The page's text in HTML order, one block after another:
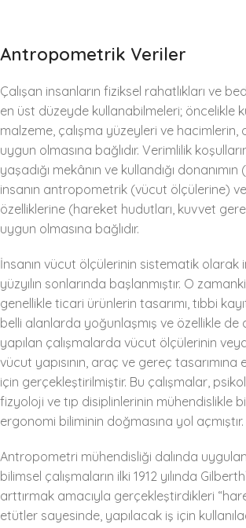
Antropometrik Veriler
Çalışan insanların fiziksel rahatlıkları ve
en üst düzeyde kullanabilmeleri; öncelikle
malzeme, çalışma yüzeyleri ve hacimlerin,
uygun olmasına bağlıdır. Verimlilik
yaşadığı mekânın ve kullandığı
insanın antropometrik (vücut ölçülerine)
özelliklerine (hareket hudutları, kuvvet
uygun olmasına bağlıdır.
İnsanın vücut ölçülerinin sistematik olarak
yüzyılın sonlarında başlanmıştır. O
genellikle ticari ürünlerin tasarımı, tıbbi
belli alanlarda yoğunlaşmış ve özellikle
yapılan çalışmalarda vücut ölçülerinin
vücut yapısının, araç ve gereç tasarımına
için gerçekleştirilmiştir. Bu çalışmalar,
fizyoloji ve tıp disiplinlerinin mühendislikle
ergonomi biliminin doğmasına yol açmıştır.
Antropometri mühendisliği dalında
bilimsel çalışmaların ilki 1912 yılında
arttırmak amacıyla gerçekleştirdikleri
etütler sayesinde, yapılacak iş için